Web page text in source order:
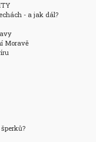
- a jak dál?
Moravě